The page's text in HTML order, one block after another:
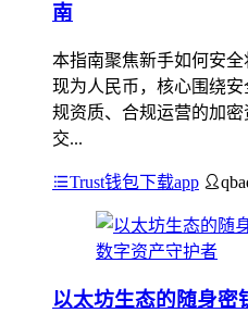
南
本指南聚焦新手如何安全
现为人民币，核心围绕
规资质、合规运营的加
交...
Trust钱包下载app
以太坊生态的随身